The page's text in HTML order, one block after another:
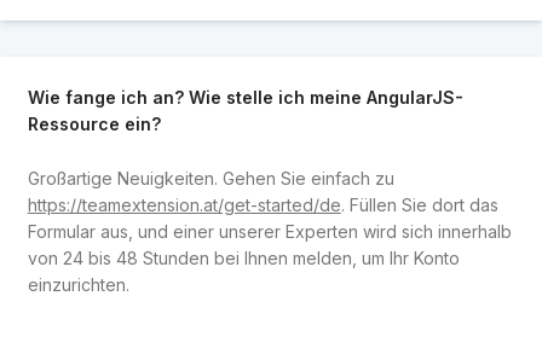
Wie fange ich an? Wie stelle ich meine AngularJS-
Ressource ein?
Großartige Neuigkeiten. Gehen Sie einfach zu
https://teamextension.at/get-started/de. Füllen Sie dort das
Formular aus, und einer unserer Experten wird sich innerhalb
von 24 bis 48 Stunden bei Ihnen melden, um Ihr Konto
einzurichten.